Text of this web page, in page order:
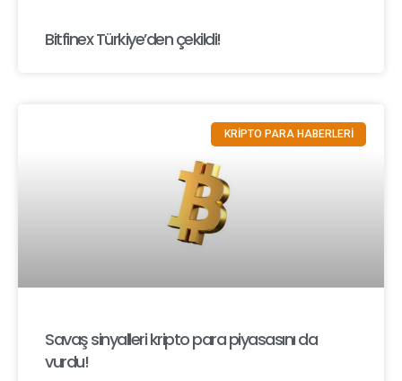
Bitfinex Türkiye’den çekildi!
KRİPTO PARA HABERLERİ
Savaş sinyalleri kripto para piyasasını da
vurdu!